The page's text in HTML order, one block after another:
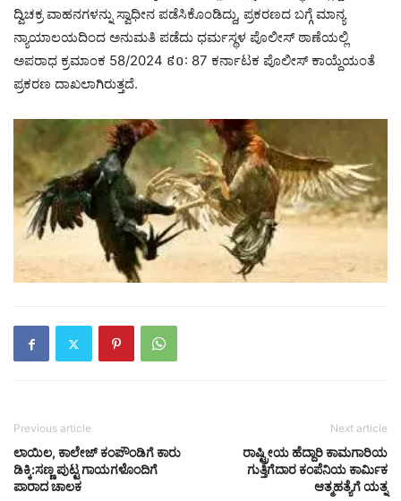
ದ್ವಿಚಕ್ರ ವಾಹನಗಳನ್ನು ಸ್ವಾಧೀನ ಪಡೆಸಿಕೊಂಡಿದ್ದು, ಪ್ರಕರಣದ ಬಗ್ಗೆ ಮಾನ್ಯ
ನ್ಯಾಯಾಲಯದಿಂದ ಅನುಮತಿ ಪಡೆದು ಧರ್ಮಸ್ಥಳ ಪೊಲೀಸ್‌ ಠಾಣೆಯಲ್ಲಿ
ಅಪರಾಧ ಕ್ರಮಾಂಕ 58/2024 ៩០: 87 ಕರ್ನಾಟಕ ಪೊಲೀಸ್ ಕಾಯ್ದೆಯಂತೆ
ಪ್ರಕರಣ ದಾಖಲಾಗಿರುತ್ತದೆ.
Previous article
ಲಾಯಿಲ, ಕಾಲೇಜ್ ಕಂಪೌಂಡಿಗೆ ಕಾರು
ಡಿಕ್ಕಿ:ಸಣ್ಣ ಪುಟ್ಟ ಗಾಯಗಳೊಂದಿಗೆ
ಪಾರಾದ ಚಾಲಕ
Next article
ರಾಷ್ಟ್ರೀಯ ಹೆದ್ದಾರಿ ಕಾಮಗಾರಿಯ
ಗುತ್ತಿಗೆದಾರ ಕಂಪೆನಿಯ ಕಾರ್ಮಿಕ
ಆತ್ಮಹತ್ಯೆಗೆ ಯತ್ನ